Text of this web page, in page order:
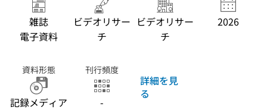
雑誌
電子資料
ビデオリサー
チ
ビデオリサー
チ
2026
資料形態
記録メディア
刊行頻度
-
詳細を見
る